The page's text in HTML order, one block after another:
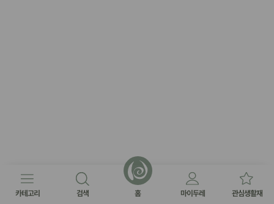
카테고리 검색 홈 마이두레 관심생활재